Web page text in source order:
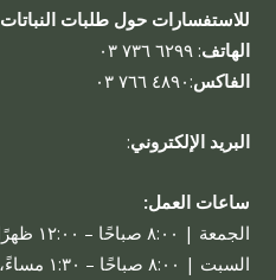
للاستفسارات حول طلبات النباتات
الهاتف: ٦٢٩٩ ٧٣٦ ٠٣
الفاكس:٤٨٩٠ ٧٦٦ ٠٣
البريد الإلكتروني:
ساعات العمل:
الجمعة | ٨:٠٠ صباحًا – ١٢:٠٠ ظهرًا
السبت | ٨:٠٠ صباحًا – ١:٣٠ مساءً، ٤:٠٠ مساءً – ٧:٠٠ مساءً